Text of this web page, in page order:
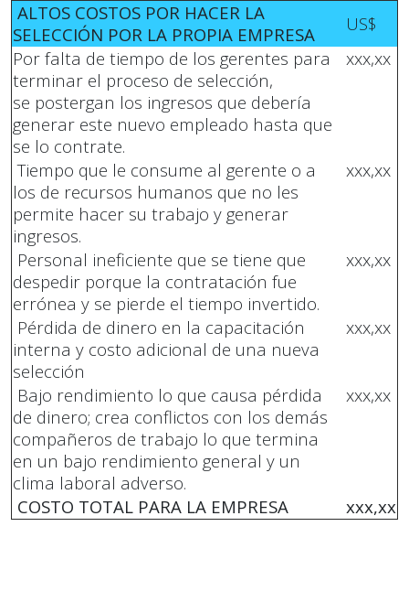
ALTOS COSTOS POR HACER LA
SELECCIÓN POR LA PROPIA EMPRESA
US$
Por falta de tiempo de los gerentes para
terminar el proceso de selección,
se postergan los ingresos que debería
generar este nuevo empleado hasta que
se lo contrate.
xxx,xx
Tiempo que le consume al gerente o a
los de recursos humanos que no les
permite hacer su trabajo y generar
ingresos.
xxx,xx
Personal ineficiente que se tiene que
despedir porque la contratación fue
errónea y se pierde el tiempo invertido.
xxx,xx
Pérdida de dinero en la capacitación
interna y costo adicional de una nueva
selección
xxx,xx
Bajo rendimiento lo que causa pérdida
de dinero; crea conflictos con los demás
compañeros de trabajo lo que termina
en un bajo rendimiento general y un
clima laboral adverso.
xxx,xx
COSTO TOTAL PARA LA EMPRESA xxx,xx